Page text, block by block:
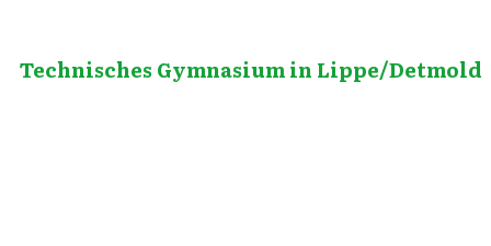
Technisches Gymnasium in Lippe/Detmold